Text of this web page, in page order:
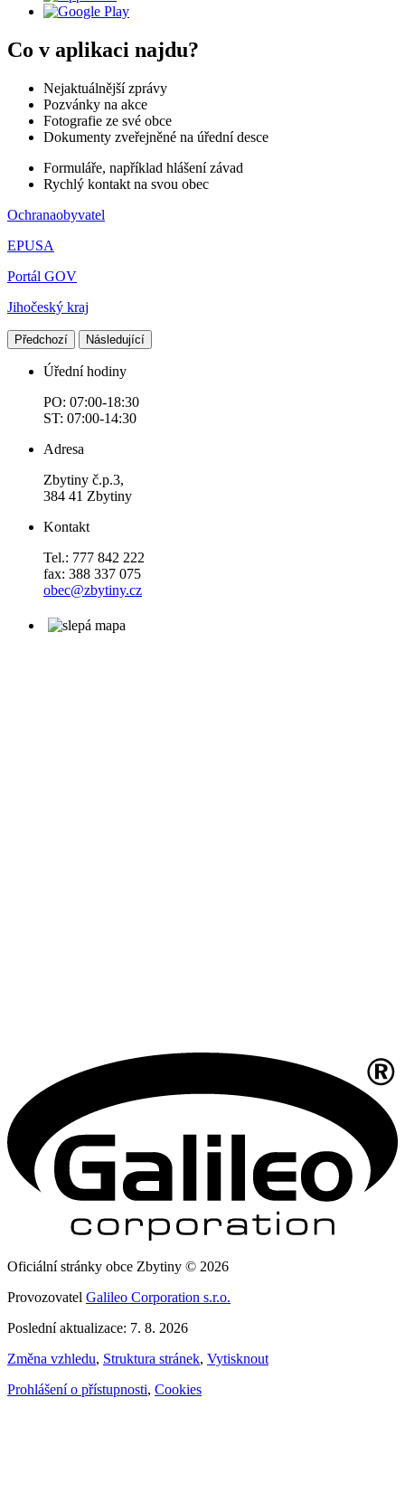
Co v aplikaci najdu?
Nejaktuálnější zprávy
Pozvánky na akce
Fotografie ze své obce
Dokumenty zveřejněné na úřední desce
Formuláře, například hlášení závad
Rychlý kontakt na svou obec
Ochranaobyvatel
EPUSA
Portál GOV
Jihočeský kraj
Předchozí Následující
Úřední hodiny
PO: 07:00-18:30
ST: 07:00-14:30
Adresa
Zbytiny č.p.3,
384 41 Zbytiny
Kontakt
Tel.: 777 842 222
fax: 388 337 075
obec@zbytiny.cz
Oficiální stránky obce Zbytiny © 2026
Provozovatel Galileo Corporation s.r.o.
Poslední aktualizace: 7. 8. 2026
Změna vzhledu, Struktura stránek, Vytisknout
Prohlášení o přístupnosti, Cookies